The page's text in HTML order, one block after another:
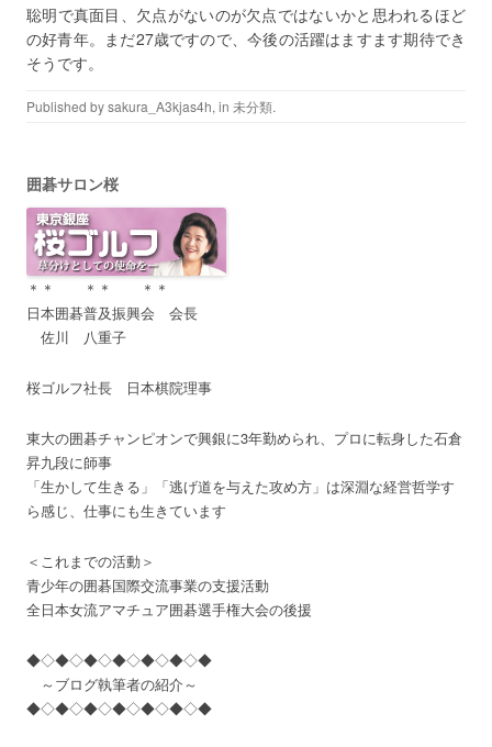
聡明で真面目、欠点がないのが欠点ではないかと思われるほど
の好青年。まだ27歳ですので、今後の活躍はますます期待でき
そうです。
Published bysakura_A3kjas4h, in 未分類.
囲碁サロン桜
＊＊ ＊＊ ＊＊
日本囲碁普及振興会 会長
佐川 八重子
桜ゴルフ社長 日本棋院理事
東大の囲碁チャンピオンで興銀に3年勤められ、プロに転身した石倉
昇九段に師事
「生かして生きる」「逃げ道を与えた攻め方」は深淵な経営哲学す
ら感じ、仕事にも生きています
＜これまでの活動＞
青少年の囲碁国際交流事業の支援活動
全日本女流アマチュア囲碁選手権大会の後援
◆◇◆◇◆◇◆◇◆◇◆◇◆
～ブログ執筆者の紹介～
◆◇◆◇◆◇◆◇◆◇◆◇◆